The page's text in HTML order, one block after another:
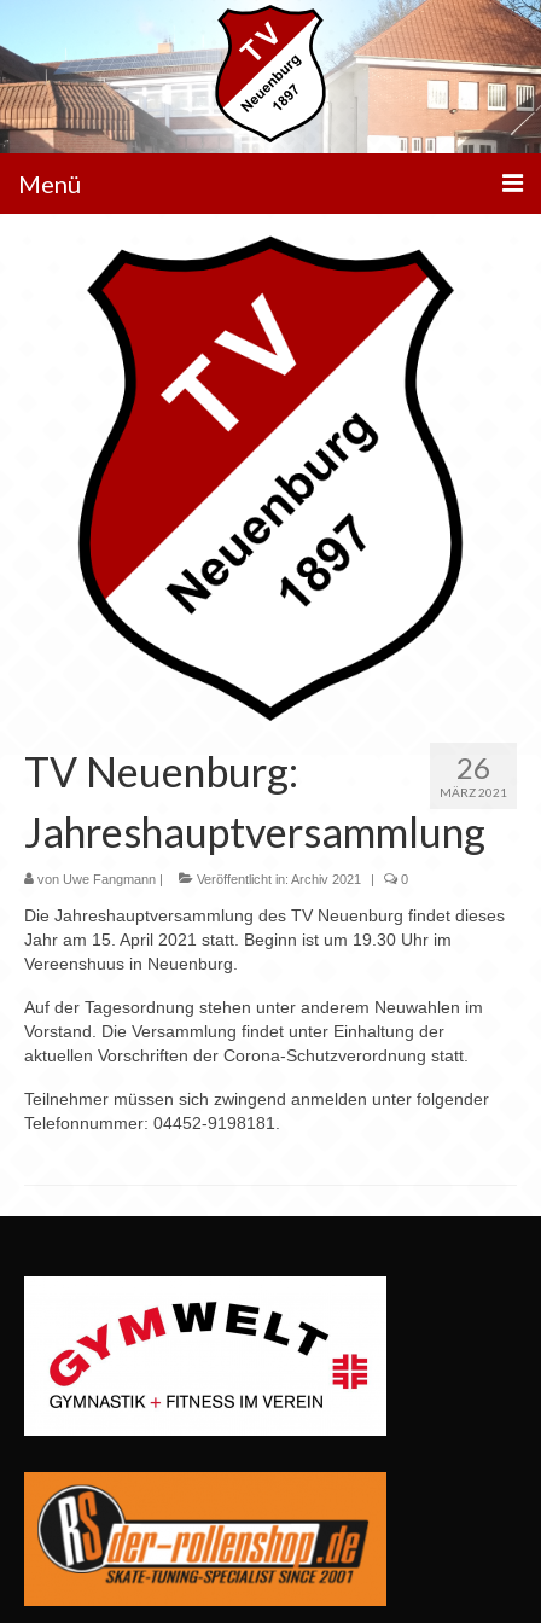
Menü
Unser Verein
Aktivitäten
Trainingszeiten
Aktuelle News
Veranstaltungen
26
MÄRZ 2021
TV Neuenburg:
Jahreshauptversammlung
von Uwe Fangmann | Veröffentlicht in: Archiv 2021 | 0
Die Jahreshauptversammlung des TV Neuenburg findet dieses
Jahr am 15. April 2021 statt. Beginn ist um 19.30 Uhr im
Vereenshuus in Neuenburg.
Auf der Tagesordnung stehen unter anderem Neuwahlen im
Vorstand. Die Versammlung findet unter Einhaltung der
aktuellen Vorschriften der Corona-Schutzverordnung statt.
Teilnehmer müssen sich zwingend anmelden unter folgender
Telefonnummer: 04452-9198181.